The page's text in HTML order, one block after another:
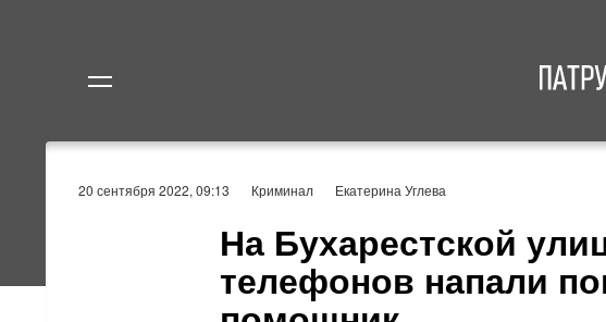
20 сентября 2022, 09:13 Криминал Екатерина Углева
На Бухарестской
телефонов напали